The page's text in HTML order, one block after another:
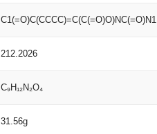
C1(=O)C(CCCC)=C(C(=O)O)NC(=O)N1
212.2026
C₉H₁₂N₂O₄
31.56g